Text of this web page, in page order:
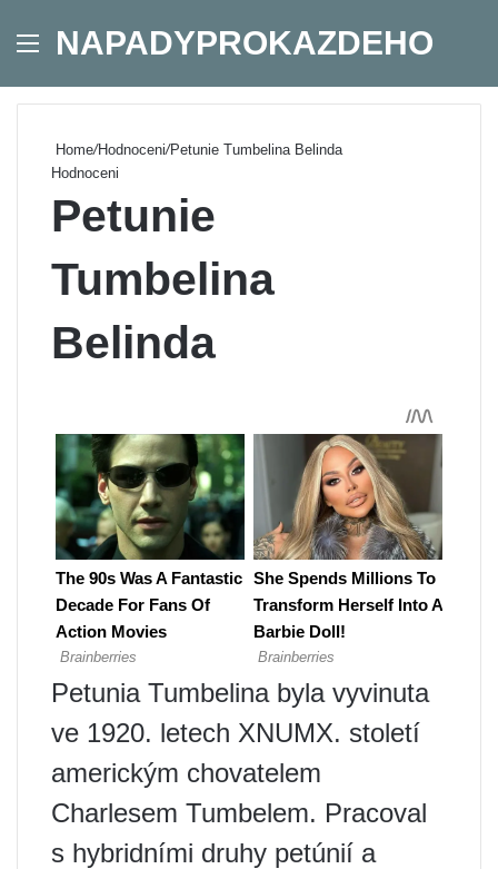
Menu
NAPADYPROKAZDEHO
Home/Hodnoceni/Petunie Tumbelina Belinda
Hodnoceni
Petunie
Tumbelina
Belinda
Petunia Tumbelina byla vyvinuta
ve 1920. letech XNUMX. století
americkým chovatelem
Charlesem Tumbelem. Pracoval
s hybridními druhy petúnií a